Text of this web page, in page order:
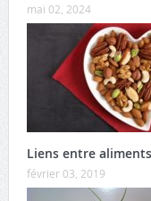
mai 02, 2024
Liens entre
février 03, 2019